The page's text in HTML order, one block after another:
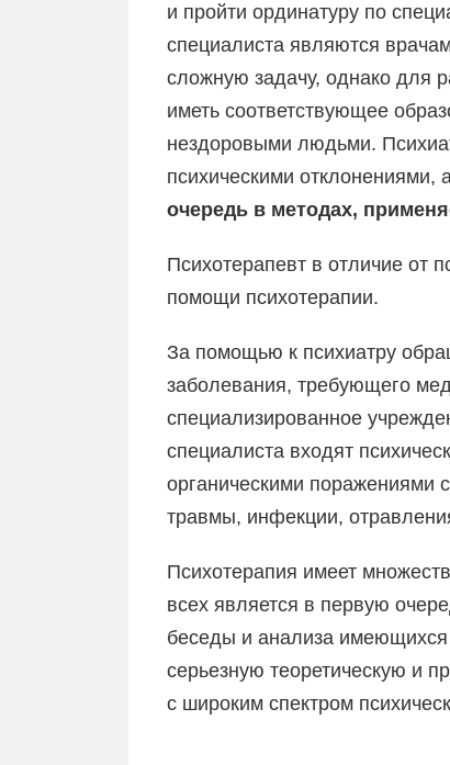
и пройти ординатуру по
специалиста являются
сложную задачу, однако для
иметь соответствующее
нездоровыми людьми.
психическими отклонениями,
очередь в методах,
Психотерапевт в отличие от
помощи психотерапии.
За помощью к психиатру
заболевания, требующего
специализированное
специалиста входят
органическими поражениями
травмы, инфекции,
Психотерапия имеет
всех является в первую
беседы и анализа
серьезную теоретическую и
с широким спектром